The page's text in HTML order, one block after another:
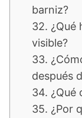
barniz?
32. ¿Qué
visible?
33.
después
34. ¿Qué
35. ¿Por